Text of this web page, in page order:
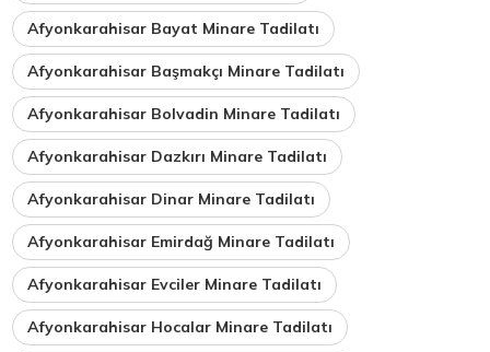
Afyonkarahisar Bayat Minare Tadilatı
Afyonkarahisar Başmakçı Minare Tadilatı
Afyonkarahisar Bolvadin Minare Tadilatı
Afyonkarahisar Dazkırı Minare Tadilatı
Afyonkarahisar Dinar Minare Tadilatı
Afyonkarahisar Emirdağ Minare Tadilatı
Afyonkarahisar Evciler Minare Tadilatı
Afyonkarahisar Hocalar Minare Tadilatı